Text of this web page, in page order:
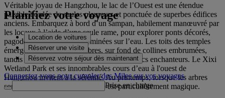
Véritable joyau de Hangzhou, le lac de l’Ouest est une étendue
paisible bordée de saules pleureurs et ponctuée de superbes édifices
anciens. Embarquez à bord d’un sampan, habilement manœuvré par
les locaux à l’aide d’une seule rame, pour explorer ponts décorés,
pagodes et petites îles disséminées sur l’eau. Les toits des temples
émergent de la cime des arbres, sur fond de collines embrumées,
tandis que vous passez devant jardins et parcs enchanteurs. Le Xixi
Wetland Park et ses innombrables cours d’eau à l'ouest de
Hangzhou invitent à la sérénité. Au printemps, lorsque les arbres
sont en pleine floraison, la visite est particulièrement magique.
Planifiez votre voyage
Location de voitures
Réserver une visite
Réservez votre séjour dès maintenant
Connectez-vous pour cumuler des Miles sur vos voyages
Prise en charge